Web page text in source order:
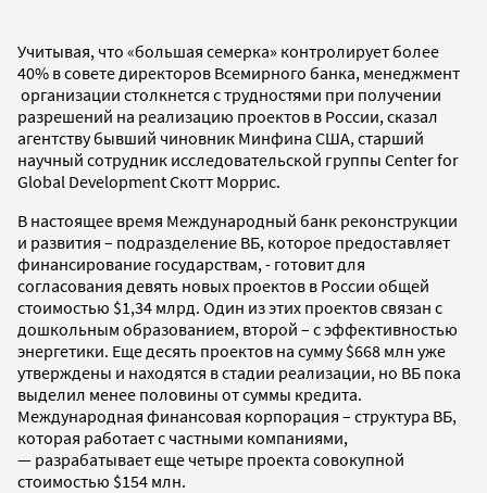
Учитывая, что «большая семерка» контролирует более
40% в совете директоров Всемирного банка, менеджмент
организации столкнется с трудностями при получении
разрешений на реализацию проектов в России, сказал
агентству бывший чиновник Минфина США, старший
научный сотрудник исследовательской группы Center for
Global Development Скотт Моррис.
В настоящее время Международный банк реконструкции
и развития – подразделение ВБ, которое предоставляет
финансирование государствам, - готовит для
согласования девять новых проектов в России общей
стоимостью $1,34 млрд. Один из этих проектов связан с
дошкольным образованием, второй – с эффективностью
энергетики. Еще десять проектов на сумму $668 млн уже
утверждены и находятся в стадии реализации, но ВБ пока
выделил менее половины от суммы кредита.
Международная финансовая корпорация – структура ВБ,
которая работает с частными компаниями,
— разрабатывает еще четыре проекта совокупной
стоимостью $154 млн.